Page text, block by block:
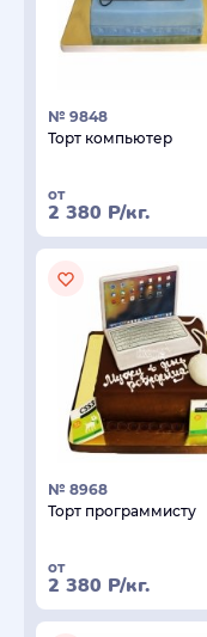
№ 9848
Торт компьютер
от
2 380 Р/кг.
№ 8968
Торт программисту
от
2 380 Р/кг.